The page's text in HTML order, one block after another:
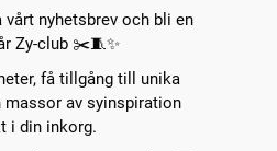
vårt nyhetsbrev och bli en
Zy-club ✂️🧵✨
få tillgång till unika
massor av syinspiration
i din inkorg.